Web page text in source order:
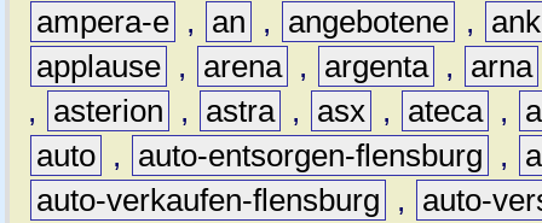
ampera-e , an , angebotene ,
applause , arena , argenta , arna
,
asterion , astra , asx , ateca ,
auto , auto-entsorgen-flensburg ,
auto-verkaufen-flensburg
,
auto-